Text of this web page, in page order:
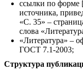
ссылки по форме
источника,
«С. 35» –
слова
«Литература» –
ГОСТ 7.1-2003;
Структура